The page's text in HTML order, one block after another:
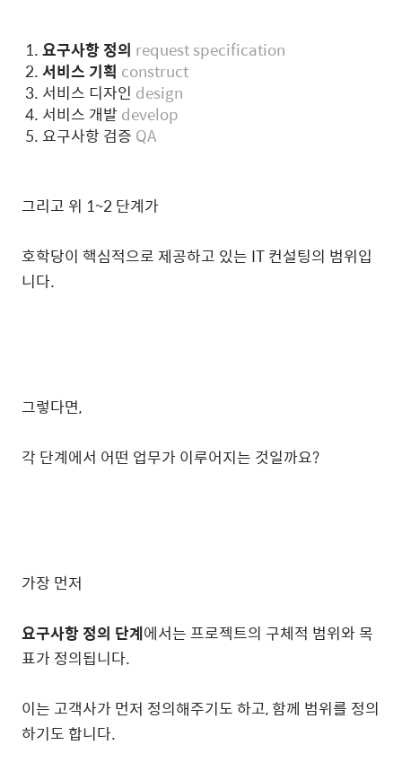
요구사항 정의 request specification
서비스 기획 construct
서비스 디자인 design
서비스 개발 develop
요구사항 검증 QA
그리고 위 1~2 단계가
호학당이 핵심적으로 제공하고 있는 IT 컨설팅의 범위입
니다.
그렇다면,
각 단계에서 어떤 업무가 이루어지는 것일까요?
가장 먼저
요구사항 정의 단계에서는 프로젝트의 구체적 범위와 목
표가 정의됩니다.
이는 고객사가 먼저 정의해주기도 하고, 함께 범위를 정의
하기도 합니다.